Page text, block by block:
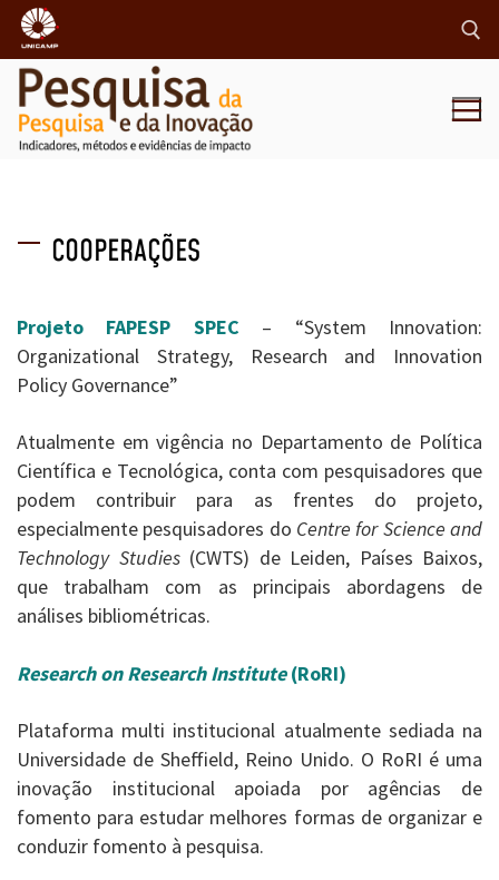
COOPERAÇÕES
Projeto FAPESP SPEC – “System Innovation:
Organizational Strategy, Research and Innovation
Policy Governance”
Atualmente em vigência no Departamento de Política
Científica e Tecnológica, conta com pesquisadores que
podem contribuir para as frentes do projeto,
especialmente pesquisadores do Centre for Science and
Technology Studies(CWTS) de Leiden, Países Baixos,
que trabalham com as principais abordagens de
análises bibliométricas.
Research on Research Institute(RoRI)
Plataforma multi institucional atualmente sediada na
Universidade de Sheffield, Reino Unido. O RoRI é uma
inovação institucional apoiada por agências de
fomento para estudar melhores formas de organizar e
conduzir fomento à pesquisa.